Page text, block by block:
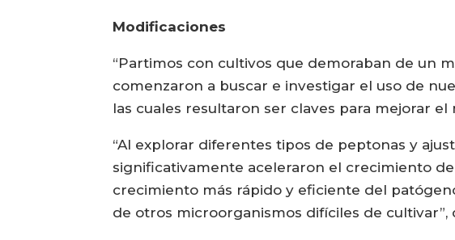
Modificaciones
“Partimos con cultivos que demoraban de un
comenzaron a buscar e investigar el uso de
las cuales resultaron ser claves para mejorar el
“Al explorar diferentes tipos de peptonas y
significativamente aceleraron el crecimiento
crecimiento más rápido y eficiente del
de otros microorganismos difíciles de cultivar”,